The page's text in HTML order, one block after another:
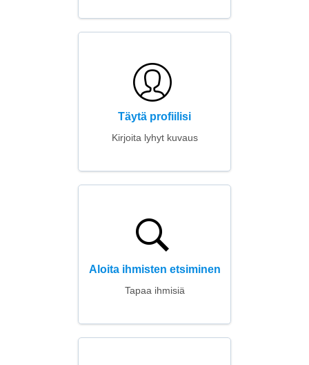
Täytä profiilisi
Kirjoita lyhyt kuvaus
Aloita ihmisten etsiminen
Tapaa ihmisiä